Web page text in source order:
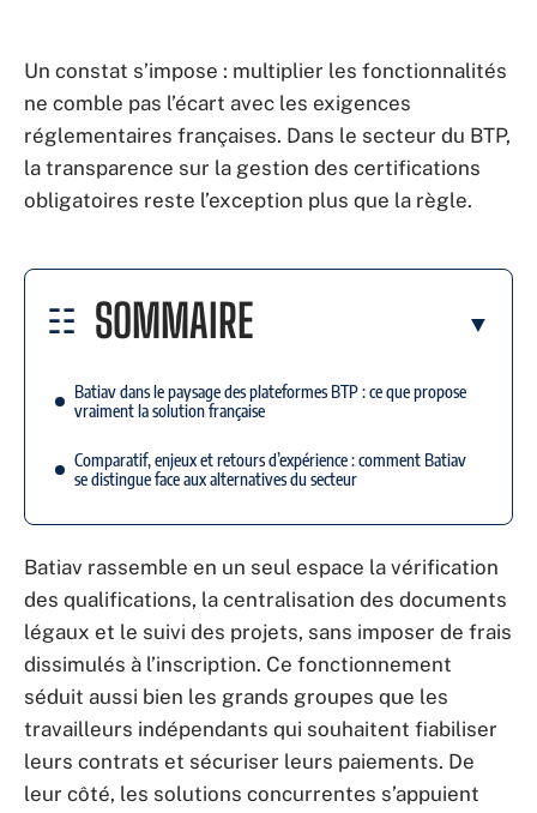
Un constat s’impose : multiplier les fonctionnalités
ne comble pas l’écart avec les exigences
réglementaires françaises. Dans le secteur du BTP,
la transparence sur la gestion des certifications
obligatoires reste l’exception plus que la règle.
SOMMAIRE
Batiav dans le paysage des plateformes BTP : ce que propose
vraiment la solution française
Comparatif, enjeux et retours d’expérience : comment Batiav
se distingue face aux alternatives du secteur
Batiav rassemble en un seul espace la vérification
des qualifications, la centralisation des documents
légaux et le suivi des projets, sans imposer de frais
dissimulés à l’inscription. Ce fonctionnement
séduit aussi bien les grands groupes que les
travailleurs indépendants qui souhaitent fiabiliser
leurs contrats et sécuriser leurs paiements. De
leur côté, les solutions concurrentes s’appuient